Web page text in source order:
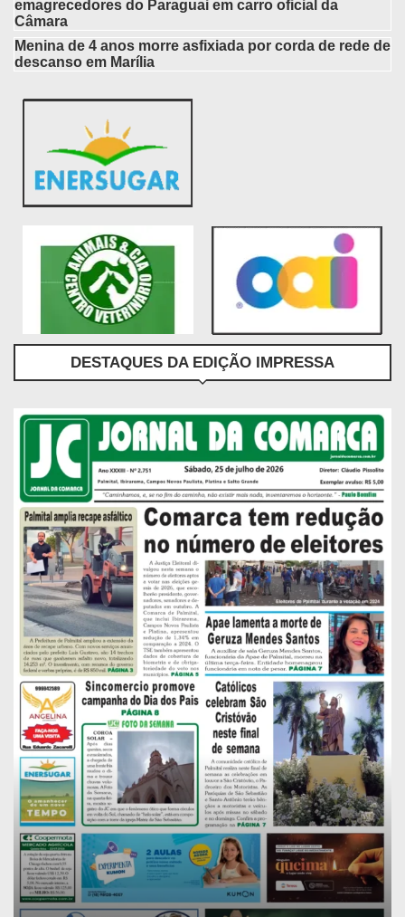
emagrecedores do Paraguai em carro oficial da
Câmara
Menina de 4 anos morre asfixiada por corda de rede de
descanso em Marília
DESTAQUES DA EDIÇÃO IMPRESSA